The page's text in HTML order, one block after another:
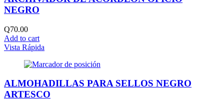
NEGRO
Q70.00
Add to cart
Vista Rápida
ALMOHADILLAS PARA SELLOS NEGRO
ARTESCO